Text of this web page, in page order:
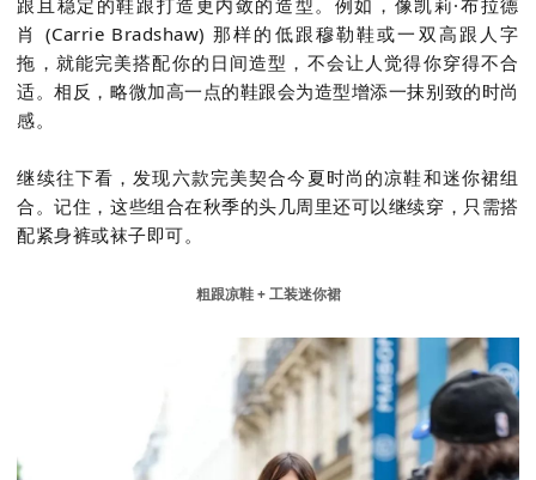
肖 (Carrie Bradshaw)那样的低跟穆勒鞋或一双高跟人字
拖，就能完美搭配你的日间造型，不会让人觉得你穿得不合
适。相反，略微加高一点的鞋跟会为造型增添一抹别致的时尚
感。
继续往下看，发现六款完美契合今夏时尚的凉鞋和迷你裙组
合。记住，这些组合在秋季的头几周里还可以继续穿，只需搭
配紧身裤或袜子即可。
粗跟凉鞋+ 工装迷你裙